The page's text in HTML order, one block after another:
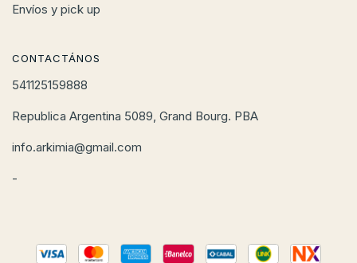
Envíos y pick up
CONTACTÁNOS
541125159888
Republica Argentina 5089, Grand Bourg. PBA
info.arkimia@gmail.com
-